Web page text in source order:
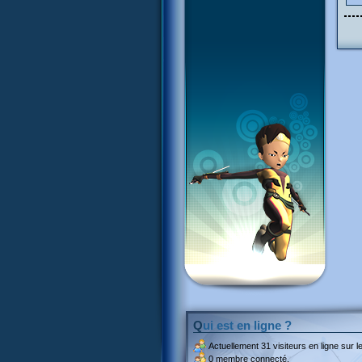
Qui est en ligne ?
Actuellement 31 visiteurs en ligne sur
0 membre connecté.